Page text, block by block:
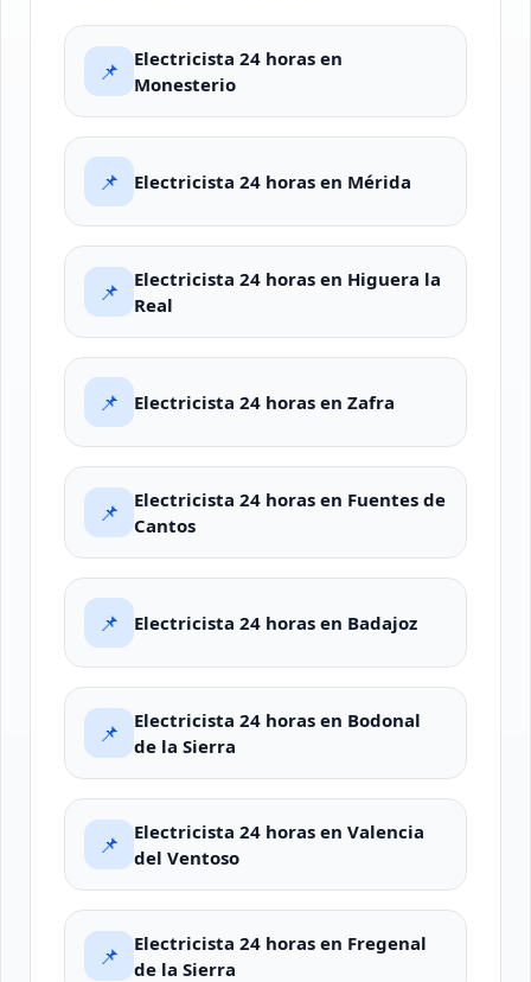
📌
Electricista 24 horas en
Monesterio
📌 Electricista 24 horas en Mérida
📌
Electricista 24 horas en Higuera la
Real
📌 Electricista 24 horas en Zafra
📌
Electricista 24 horas en Fuentes de
Cantos
📌 Electricista 24 horas en Badajoz
📌
Electricista 24 horas en Bodonal
de la Sierra
📌
Electricista 24 horas en Valencia
del Ventoso
📌
Electricista 24 horas en Fregenal
de la Sierra